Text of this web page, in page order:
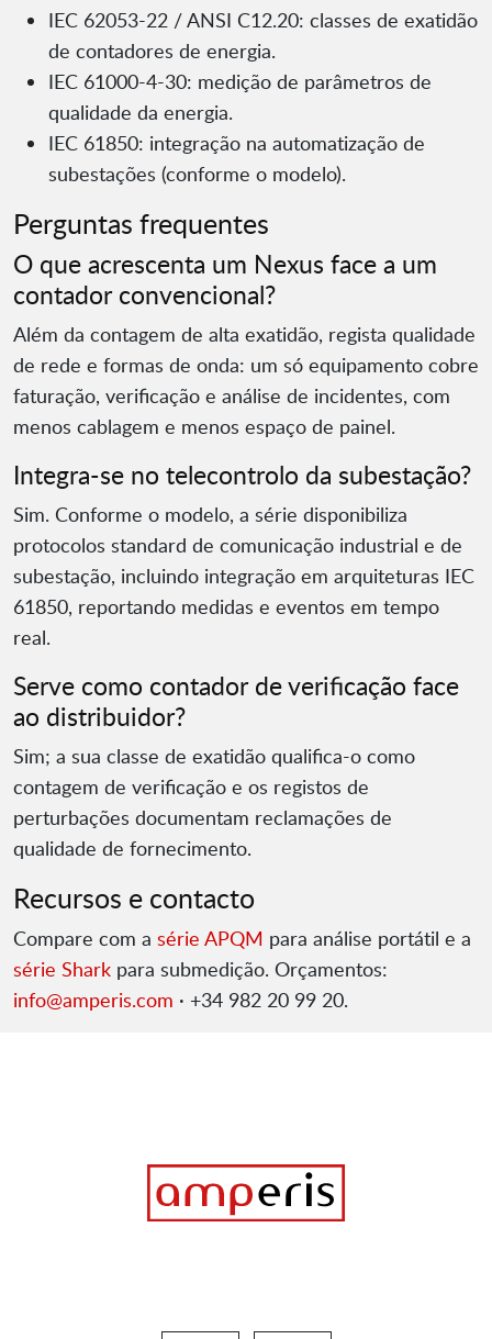
IEC 62053-22 / ANSI C12.20: classes de exatidão
de contadores de energia.
IEC 61000-4-30: medição de parâmetros de
qualidade da energia.
IEC 61850: integração na automatização de
subestações (conforme o modelo).
Perguntas frequentes
O que acrescenta um Nexus face a um
contador convencional?
Além da contagem de alta exatidão, regista qualidade
de rede e formas de onda: um só equipamento cobre
faturação, verificação e análise de incidentes, com
menos cablagem e menos espaço de painel.
Integra-se no telecontrolo da subestação?
Sim. Conforme o modelo, a série disponibiliza
protocolos standard de comunicação industrial e de
subestação, incluindo integração em arquiteturas IEC
61850, reportando medidas e eventos em tempo
real.
Serve como contador de verificação face
ao distribuidor?
Sim; a sua classe de exatidão qualifica-o como
contagem de verificação e os registos de
perturbações documentam reclamações de
qualidade de fornecimento.
Recursos e contacto
Compare com a série APQM para análise portátil e a
série Shark para submedição. Orçamentos:
info@amperis.com · +34 982 20 99 20.